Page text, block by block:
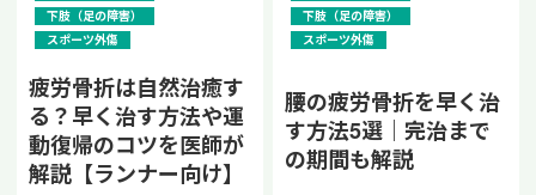
下肢（足の障害）
スポーツ外傷
疲労骨折は自然治癒す
る？早く治す方法や運
動復帰のコツを医師が
解説【ランナー向け】
下肢（足の障害）
スポーツ外傷
腰の疲労骨折を早く治
す方法5選｜完治まで
の期間も解説